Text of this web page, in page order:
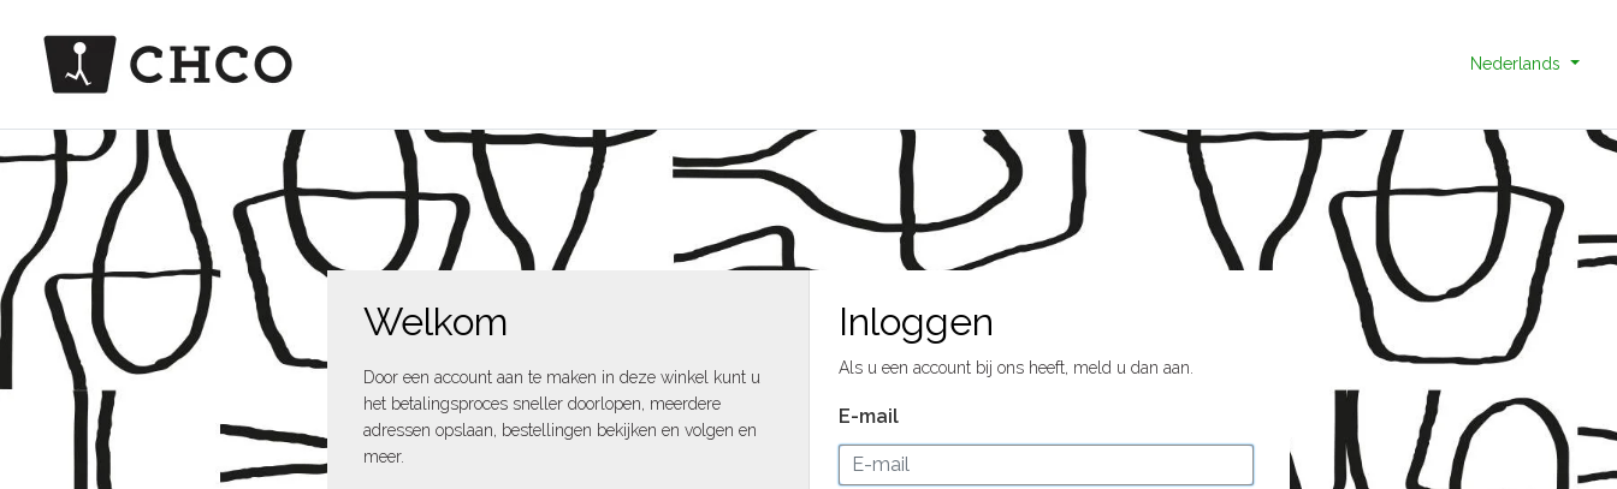
Nederlands
Welkom
Door een account aan te maken in deze winkel kunt u
het betalingsproces sneller doorlopen, meerdere
adressen opslaan, bestellingen bekijken en volgen en
meer.
Inloggen
Als u een account bij ons heeft, meld u dan aan.
E-mail